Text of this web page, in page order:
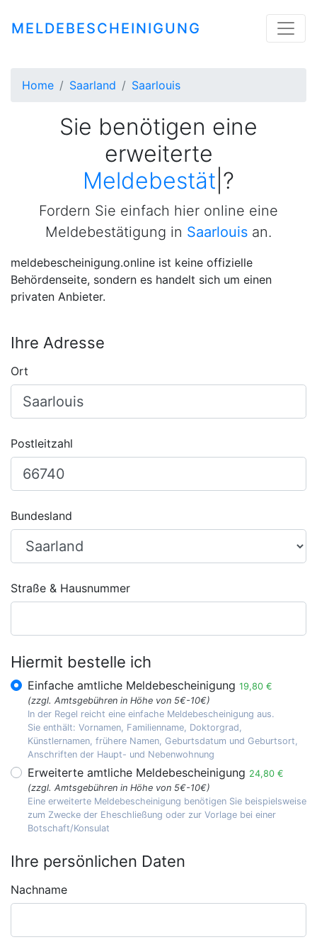
MELDEBESCHEINIGUNG
Home Saarland Saarlouis
Sie benötigen eine
erweiterte
Meldebestätigung
Fordern Sie einfach hier online eine
Meldebestätigung in Saarlouis an.
meldebescheinigung.online ist keine offizielle
Behördenseite, sondern es handelt sich um einen
privaten Anbieter.
Ihre Adresse
Ort
Postleitzahl
Bundesland
Straße & Hausnummer
Hiermit bestelle ich
Einfache amtliche Meldebescheinigung 19,80 €
(zzgl. Amtsgebühren in Höhe von 5€-10€)
In der Regel reicht eine einfache Meldebescheinigung aus.
Sie enthält: Vornamen, Familienname, Doktorgrad,
Künstlernamen, frühere Namen, Geburtsdatum und Geburtsort,
Anschriften der Haupt- und Nebenwohnung
Erweiterte amtliche Meldebescheinigung 24,80 €
(zzgl. Amtsgebühren in Höhe von 5€-10€)
Eine erweiterte Meldebescheinigung benötigen Sie beispielsweise
zum Zwecke der Eheschließung oder zur Vorlage bei einer
Botschaft/Konsulat
Ihre persönlichen Daten
Nachname